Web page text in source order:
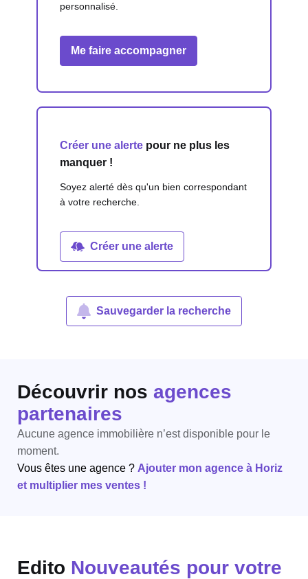
personnalisé.
Me faire accompagner
Créer une alerte pour ne plus les
manquer !
Soyez alerté dès qu'un bien correspondant
à votre recherche.
Créer une alerte
Sauvegarder la recherche
Découvrir nos agences
partenaires
Aucune agence immobilière n’est disponible pour le
moment.
Vous êtes une agence ? Ajouter mon agence à Horiz
et multiplier mes ventes !
Edito Nouveautés pour votre